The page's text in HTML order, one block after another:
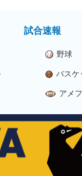
試合速報
野球
バスケ
アメ